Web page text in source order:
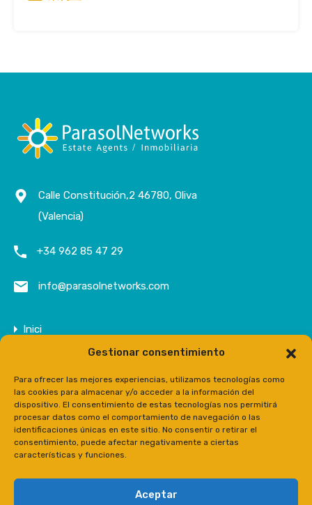
Gestionar consentimiento
Para ofrecer las mejores experiencias, utilizamos tecnologías como
las cookies para almacenar y/o acceder a la información del
dispositivo. El consentimiento de estas tecnologías nos permitirá
procesar datos como el comportamiento de navegación o las
identificaciones únicas en este sitio. No consentir o retirar el
consentimiento, puede afectar negativamente a ciertas
características y funciones.
Aceptar
Calle Constitución,2 46780, Oliva
(Valencia)
+34 962 85 47 29
info@parasolnetworks.com
Inici
Propietats
Contacte
Prensa